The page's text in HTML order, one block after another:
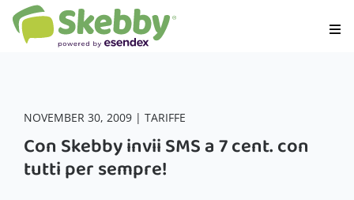
NOVEMBER 30, 2009 | TARIFFE
Con Skebby invii SMS a 7 cent. con
tutti per sempre!